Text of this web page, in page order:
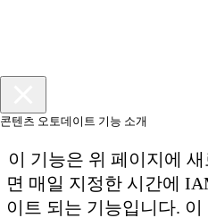
콘텐츠 오토데이트 기능 소개
이 기능은 위 페이지에
면 매일 지정한 시간에
이트 되는 기능입니다.